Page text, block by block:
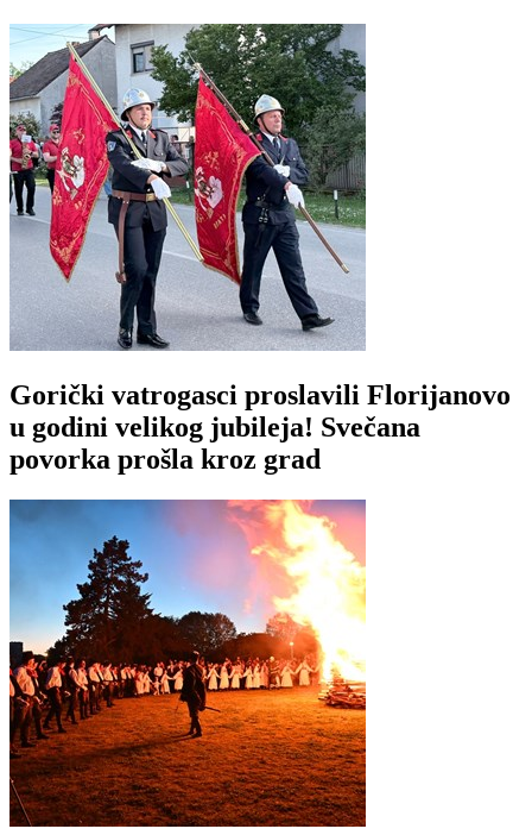
Gorički vatrogasci proslavili Florijanovo
u godini velikog jubileja! Svečana
povorka prošla kroz grad